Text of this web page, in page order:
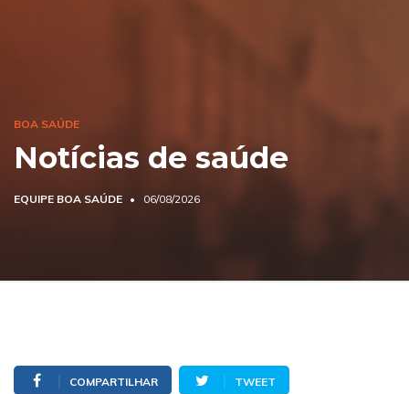
BOA SAÚDE
Notícias de saúde
EQUIPE BOA SAÚDE 06/08/2026
COMPARTILHAR TWEET